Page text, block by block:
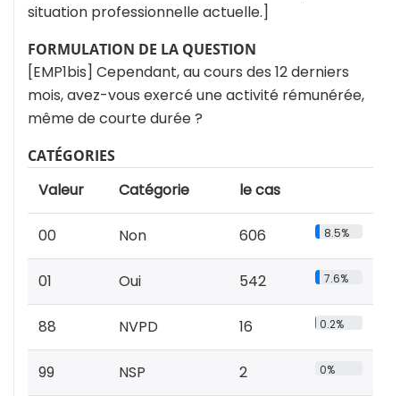
situation professionnelle actuelle.]
FORMULATION DE LA QUESTION
[EMP1bis] Cependant, au cours des 12 derniers
mois, avez-vous exercé une activité rémunérée,
même de courte durée ?
CATÉGORIES
Valeur Catégorie le cas
00 Non 606 8.5%
01 Oui 542 7.6%
88 NVPD 16 0.2%
99 NSP 2 0%